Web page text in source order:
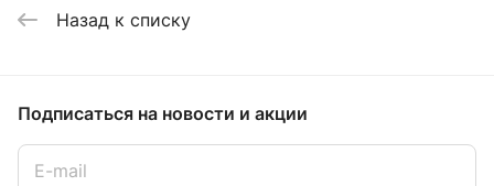
Назад к списку
Подписаться на новости и акции